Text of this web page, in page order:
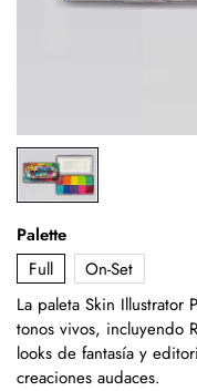
Palette
Full
On-Set
La paleta Skin Illustrator
tonos vivos, incluyendo
looks de fantasía y
creaciones audaces.